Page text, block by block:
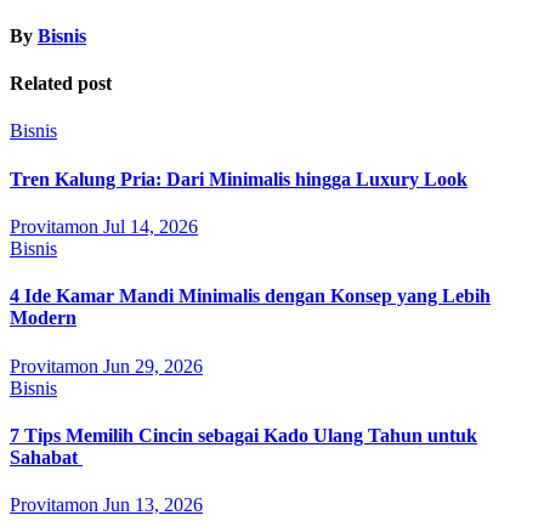
By Bisnis
Related post
Bisnis
Tren Kalung Pria: Dari Minimalis hingga Luxury Look
Provitamon Jul 14, 2026
Bisnis
4 Ide Kamar Mandi Minimalis dengan Konsep yang Lebih
Modern
Provitamon Jun 29, 2026
Bisnis
7 Tips Memilih Cincin sebagai Kado Ulang Tahun untuk
Sahabat
Provitamon Jun 13, 2026